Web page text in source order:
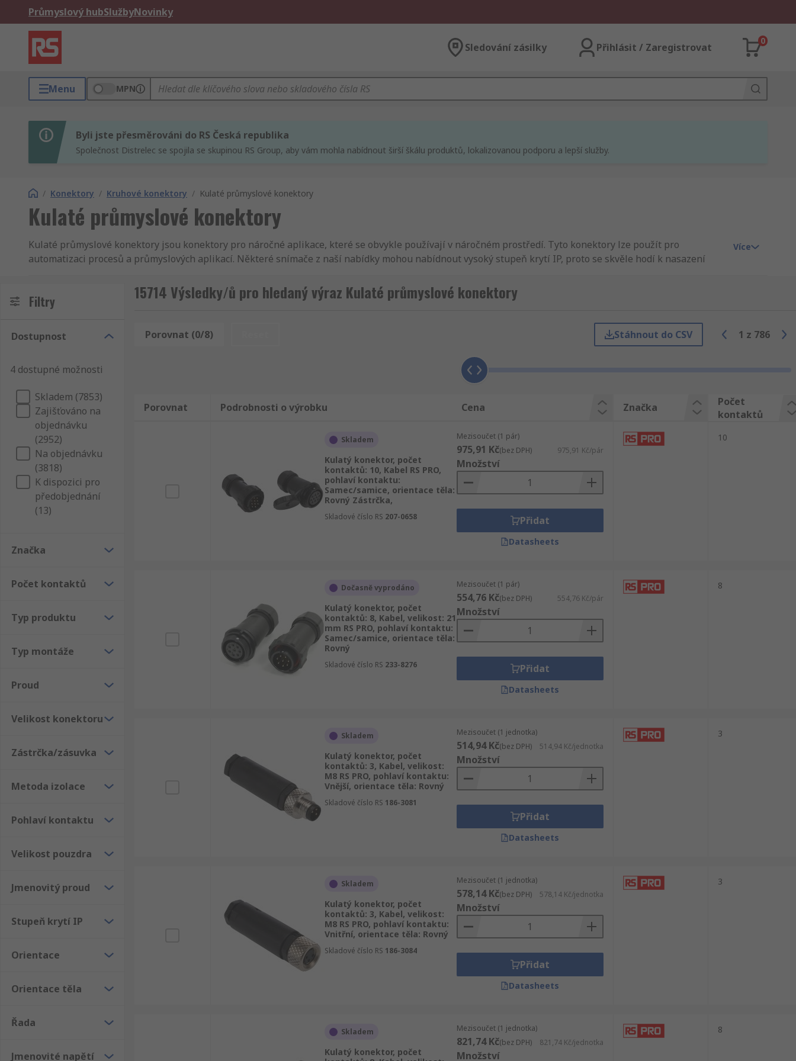
Průmyslový hubSlužbyNovinky
Sledování zásilky Přihlásit / Zaregistrovat
0
Menu MPN
Byli jste přesměrováni do RS Česká republika
Společnost Distrelec se spojila se skupinou RS Group, aby vám mohla nabídnout širší škálu produktů, lokalizovanou podporu a lepší služby.
/ Konektory / Kruhové konektory / Kulaté průmyslové konektory
Kulaté průmyslové konektory
Kulaté průmyslové konektory jsou konektory pro náročné aplikace, které se obvykle používají v náročném prostředí. Tyto konektory lze použít pro
automatizaci procesů a průmyslových aplikací. Některé snímače z naší nabídky mohou nabídnout vysoký stupeň krytí IP, proto se skvěle hodí k nasazení
Naše řada průmyslových kulatých konektorů se snadnou montáží vám pomůže s rychlým spuštěním projektu. Konektory obvykle dodáváme předem
M8
M23
M9
Miniaturní
K čemu se průmyslové kulaté konektory používají?
Typicky slouží pro přenosy dat, přenosy elektrických signálů nebo pro napájení elektrických zařízení pomocí konektorů různých standardů. V některých
případech jsou kulaté konektory navrženy tak, aby spolu s napájením přenášely více typů dat. Tyto typy vícekolíkových konektorů se používají pro současné
napájení a přenos signálu.
Automatizace výroby a průmyslová automatizace
Výroba
Průmyslové sítě
Více
Filtry
Dostupnost
4 dostupné možnosti
Skladem (7853)
Zajišťováno na
objednávku
(2952)
Na objednávku
(3818)
K dispozici pro
předobjednání
(13)
Značka
Počet kontaktů
Typ produktu
Typ montáže
Proud
Velikost konektoru
Zástrčka/zásuvka
Metoda izolace
Pohlaví kontaktu
Velikost pouzdra
Jmenovitý proud
Stupeň krytí IP
Orientace
Orientace těla
Řada
Jmenovité napětí
15714 Výsledky/ů pro hledaný výraz Kulaté průmyslové konektory
Porovnat (0/8) Stáhnout do CSV 1 z 786
Porovnat Podrobnosti o výrobku Cena Značka
Počet
kontaktů
Skladem
Kulatý konektor, počet
kontaktů: 10, Kabel RS PRO,
pohlaví kontaktu:
Samec/samice, orientace těla:
Rovný Zástrčka,
Skladové číslo RS 207-0658
Mezisoučet (1 pár)
975,91 Kč(bez DPH) 975,91 Kč/pár
Množství
Přidat
Datasheets
10
Dočasně vyprodáno
Kulatý konektor, počet
kontaktů: 8, Kabel, velikost: 21
mm RS PRO, pohlaví kontaktu:
Samec/samice, orientace těla:
Rovný
Skladové číslo RS 233-8276
Mezisoučet (1 pár)
554,76 Kč(bez DPH) 554,76 Kč/pár
Množství
Přidat
Datasheets
8
Skladem
Kulatý konektor, počet
kontaktů: 3, Kabel, velikost:
M8 RS PRO, pohlaví kontaktu:
Vnější, orientace těla: Rovný
Skladové číslo RS 186-3081
Mezisoučet (1 jednotka)
514,94 Kč(bez DPH) 514,94 Kč/jednotka
Množství
Přidat
Datasheets
3
Skladem
Kulatý konektor, počet
kontaktů: 3, Kabel, velikost:
M8 RS PRO, pohlaví kontaktu:
Vnitřní, orientace těla: Rovný
Skladové číslo RS 186-3084
Mezisoučet (1 jednotka)
578,14 Kč(bez DPH) 578,14 Kč/jednotka
Množství
Přidat
Datasheets
3
Skladem
Kulatý konektor, počet
Mezisoučet (1 jednotka)
821,74 Kč(bez DPH) 821,74 Kč/jednotka
Množství
8